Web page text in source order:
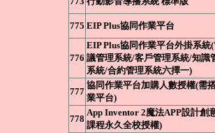
775 EIP Plus協同作業平台
776
EIP Plus協同作業平台外掛系統
議管理系統/客戶管理系統/知識
系統/合約管理系統六擇一)
777
協同作業平台加購人數授權(需
業平台)
778
App Inventor 2魔法APP設計創
課程永久全校授權)